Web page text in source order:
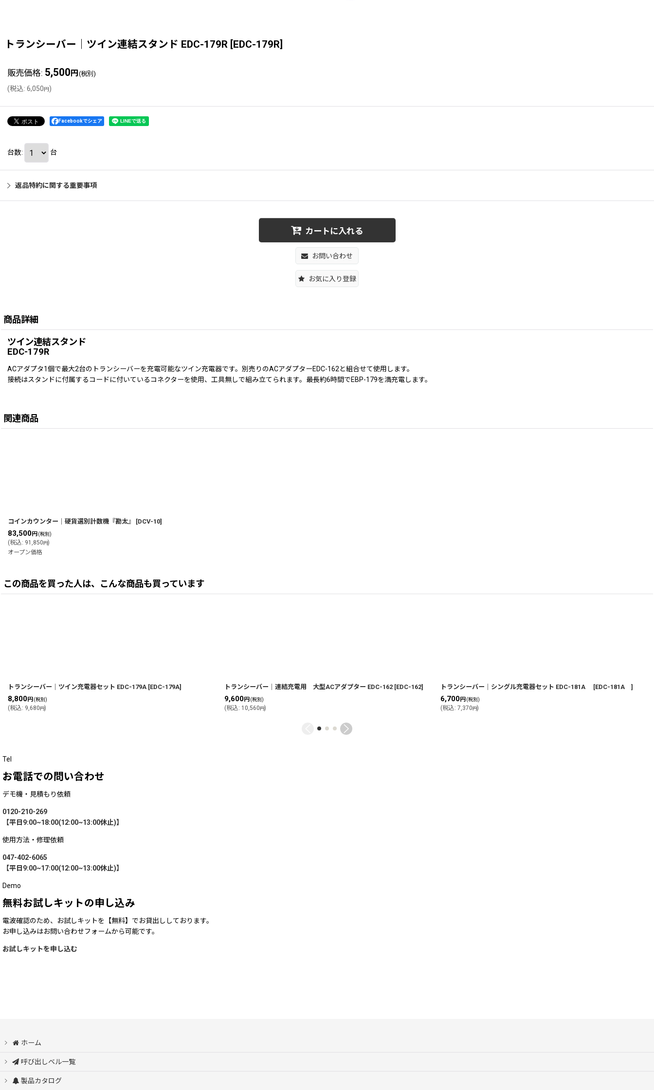
トランシーバー｜ツイン連結スタンド EDC-179R [EDC-179R]
販売価格: 5,500 円 (税別)
(税込: 6,050円)
Facebookでシェア
台数: 台
返品特約に関する重要事項
カートに入れる
お問い合わせ
お気に入り登録
商品詳細
ツイン連結スタンド
EDC-179R
ACアダプタ1個で最大2台のトランシーバーを充電可能なツイン充電器です。別売りのACアダプターEDC-162と組合せて使用します。
接続はスタンドに付属するコードに付いているコネクターを使用、工具無しで組み立てられます。最長約6時間でEBP-179を満充電します。
関連商品
コインカウンター｜硬貨選別計数機『勘太』 [DCV-10]
83,500円 (税別)
(税込: 91,850円)
オープン価格
この商品を買った人は、こんな商品も買っています
トランシーバー｜ツイン充電器セット EDC-179A [EDC-179A]
8,800円 (税別)
(税込: 9,680円)
トランシーバー｜連結充電用 大型ACアダプター EDC-162 [EDC-162]
9,600円 (税別)
(税込: 10,560円)
トランシーバー｜シングル充電器セット EDC-181A [EDC-181A]
6,700円 (税別)
(税込: 7,370円)
Tel
お電話での問い合わせ
デモ機・見積もり依頼
0120-210-269
【平日9:00~18:00(12:00~13:00休止)】
使用方法・修理依頼
047-402-6065
【平日9:00~17:00(12:00~13:00休止)】
Demo
無料お試しキットの申し込み
電波確認のため、お試しキットを【無料】でお貸出ししております。
お申し込みはお問い合わせフォームから可能です。
お試しキットを申し込む
ホーム
呼び出しベル一覧
製品カタログ